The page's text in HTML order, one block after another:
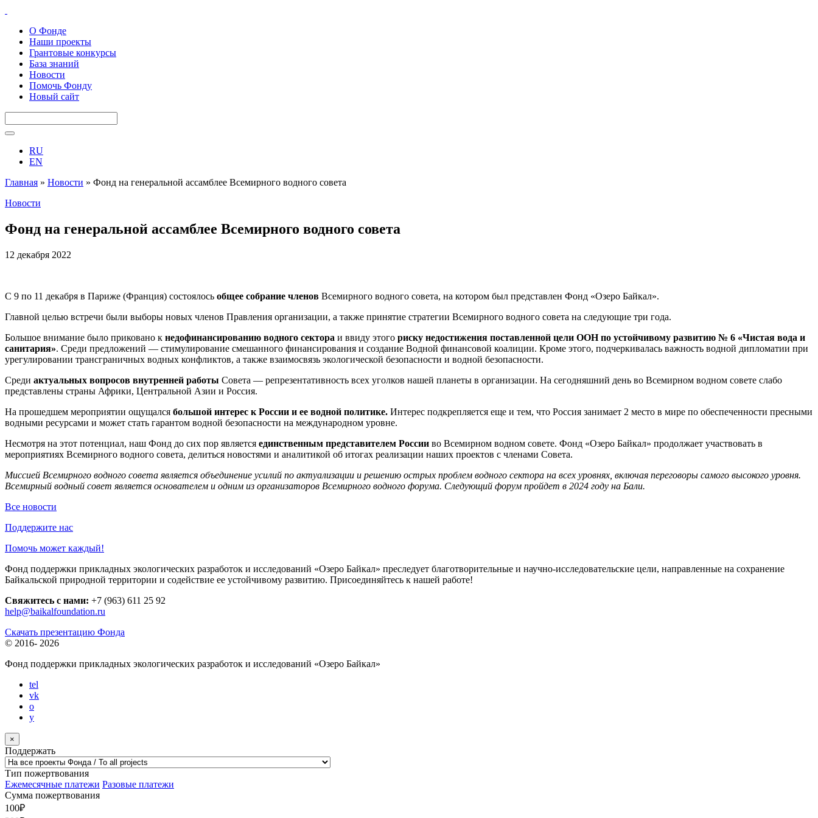
О Фонде
Наши проекты
Грантовые конкурсы
База знаний
Новости
Помочь Фонду
Новый сайт
RU
EN
Главная » Новости » Фонд на генеральной ассамблее Всемирного водного совета
Новости
Фонд на генеральной ассамблее Всемирного водного совета
12 декабря 2022
С 9 по 11 декабря в Париже (Франция) состоялось общее собрание членов Всемирного водного совета, на котором был представлен Фонд «Озеро Байкал».
Главной целью встречи были выборы новых членов Правления организации, а также принятие стратегии Всемирного водного совета на следующие три года.
Большое внимание было приковано к недофинансированию водного сектора и ввиду этого риску недостижения поставленной цели ООН по устойчивому развитию № 6 «Чистая вода и
санитария». Среди предложений — стимулирование смешанного финансирования и создание Водной финансовой коалиции. Кроме этого, подчеркивалась важность водной дипломатии при
урегулировании трансграничных водных конфликтов, а также взаимосвязь экологической безопасности и водной безопасности.
Среди актуальных вопросов внутренней работы Совета — репрезентативность всех уголков нашей планеты в организации. На сегодняшний день во Всемирном водном совете слабо
представлены страны Африки, Центральной Азии и Россия.
На прошедшем мероприятии ощущался большой интерес к России и ее водной политике. Интерес подкрепляется еще и тем, что Россия занимает 2 место в мире по обеспеченности пресными
водными ресурсами и может стать гарантом водной безопасности на международном уровне.
Несмотря на этот потенциал, наш Фонд до сих пор является единственным представителем России во Всемирном водном совете. Фонд «Озеро Байкал» продолжает участвовать в
мероприятиях Всемирного водного совета, делиться новостями и аналитикой об итогах реализации наших проектов с членами Совета.
Миссией Всемирного водного совета является объединение усилий по актуализации и решению острых проблем водного сектора на всех уровнях, включая переговоры самого высокого уровня.
Всемирный водный совет является основателем и одним из организаторов Всемирного водного форума. Следующий форум пройдет в 2024 году на Бали.
Все новости
Поддержите нас
Помочь может каждый!
Фонд поддержки прикладных экологических разработок и исследований «Озеро Байкал» преследует благотворительные и научно-исследовательские цели, направленные на сохранение
Байкальской природной территории и содействие ее устойчивому развитию. Присоединяйтесь к нашей работе!
Свяжитесь с нами: +7 (963) 611 25 92
help@baikalfoundation.ru
Скачать презентацию Фонда
© 2016- 2026
Фонд поддержки прикладных экологических разработок и исследований «Озеро Байкал»
tel
vk
o
y
×
Поддержать
Тип пожертвования
Ежемесячные платежи Разовые платежи
Сумма пожертвования
100₽